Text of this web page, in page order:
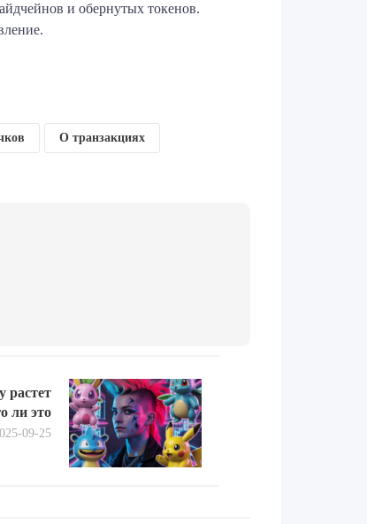
и обернутых токенов.
О транзакциях
Next
post:
растет
ли это
09-25